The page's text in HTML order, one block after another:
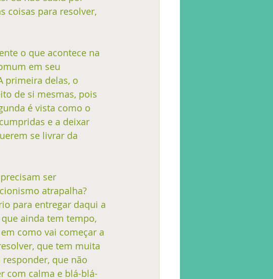
coisas para resolver,
o que acontece na
em seu
primeira delas, o
de si mesmas, pois
é vista como o
e a deixar
se livrar da
ser
atrapalha?
para entregar daqui a
ainda tem tempo,
como vai começar a
que tem muita
que não
com calma e blá-blá-